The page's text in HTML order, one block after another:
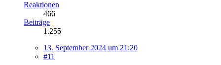
Reaktionen
466
Beiträge
1.255
13. September 2024 um 21:20
#11